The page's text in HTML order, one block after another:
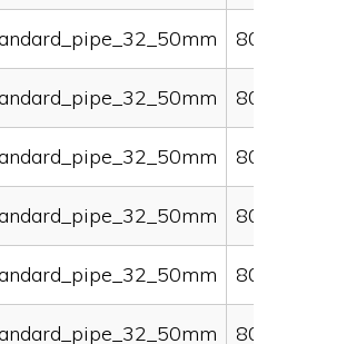
80000
80000
80000
80000
80000
80000